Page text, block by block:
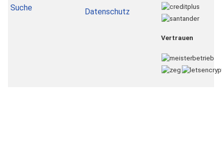
Suche
Datenschutz
Vertrauen